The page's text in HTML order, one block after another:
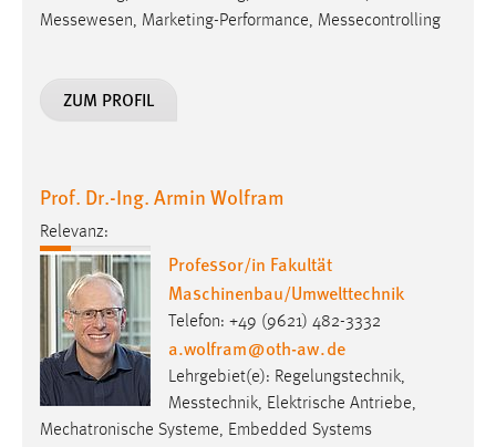
Messewesen, Marketing-Performance, Messecontrolling
ZUM PROFIL
Prof. Dr.-Ing. Armin Wolfram
Relevanz:
Professor/in Fakultät
Maschinenbau/Umwelttechnik
Telefon: +49 (9621) 482-3332
a.wolfram@oth-aw.de
Lehrgebiet(e): Regelungstechnik,
Messtechnik, Elektrische Antriebe,
Mechatronische Systeme, Embedded Systems
MibewSessionID, MIBEW_UserID, mibew_locale, mibew-
Zweck:
Wird benötigt um die Chatfunktion nutzen zu können.
Cookie Laufzeit:
MibewSessionID, mibew-chat-frame-style-
5e9dbeb1811c0446 = Sitzungslaufzeit, mibew_locale = 3
Jahre, MIBEW_UserID = 1 Jahr